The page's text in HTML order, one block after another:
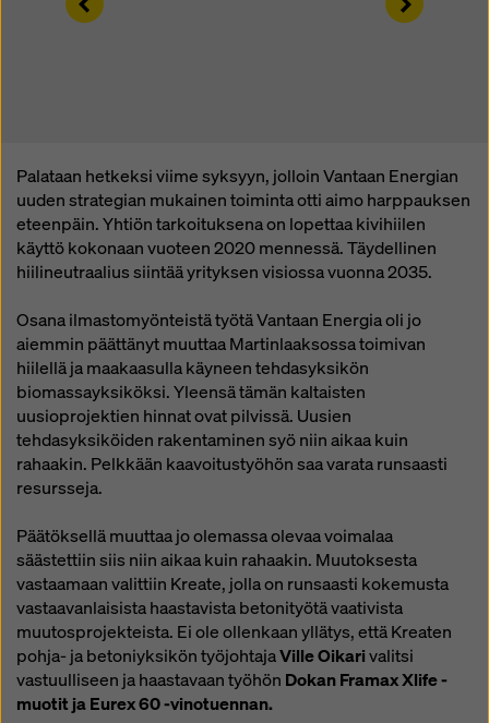
Palataan hetkeksi viime syksyyn, jolloin Vantaan Energian
uuden strategian mukainen toiminta otti aimo harppauksen
eteenpäin. Yhtiön tarkoituksena on lopettaa kivihiilen
käyttö kokonaan vuoteen 2020 mennessä. Täydellinen
hiilineutraalius siintää yrityksen visiossa vuonna 2035.
Osana ilmastomyönteistä työtä Vantaan Energia oli jo
aiemmin päättänyt muuttaa Martinlaaksossa toimivan
hiilellä ja maakaasulla käyneen tehdasyksikön
biomassayksiköksi. Yleensä tämän kaltaisten
uusioprojektien hinnat ovat pilvissä. Uusien
tehdasyksiköiden rakentaminen syö niin aikaa kuin
rahaakin. Pelkkään kaavoitustyöhön saa varata runsaasti
resursseja.
Päätöksellä muuttaa jo olemassa olevaa voimalaa
säästettiin siis niin aikaa kuin rahaakin. Muutoksesta
vastaamaan valittiin Kreate, jolla on runsaasti kokemusta
vastaavanlaisista haastavista betonityötä vaativista
muutosprojekteista. Ei ole ollenkaan yllätys, että Kreaten
pohja- ja betoniyksikön työjohtajaVille Oikarivalitsi
vastuulliseen ja haastavaan työhön Dokan Framax Xlife -
muotit ja Eurex 60 -vinotuennan.
tehokkaita oikeussuojakeinoja. Voit hylätä kaikki
klikkaamalla tämän verkkosivuston alaosassa olevaa
evästeasetuksia.
Löydät lisätietoja evästeistämme
tietosuojakäytännöstämme. Tarjoamme sinulle myös
mahdollisuuden valita evästeet (evästeiden
lisäasetukset).